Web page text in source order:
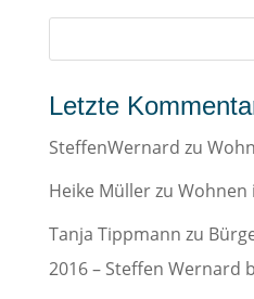
Letzte
SteffenWernard zu
Heike Müllerzu Wohnen
Tanja Tippmann zu
2016 – Steffen Wernard